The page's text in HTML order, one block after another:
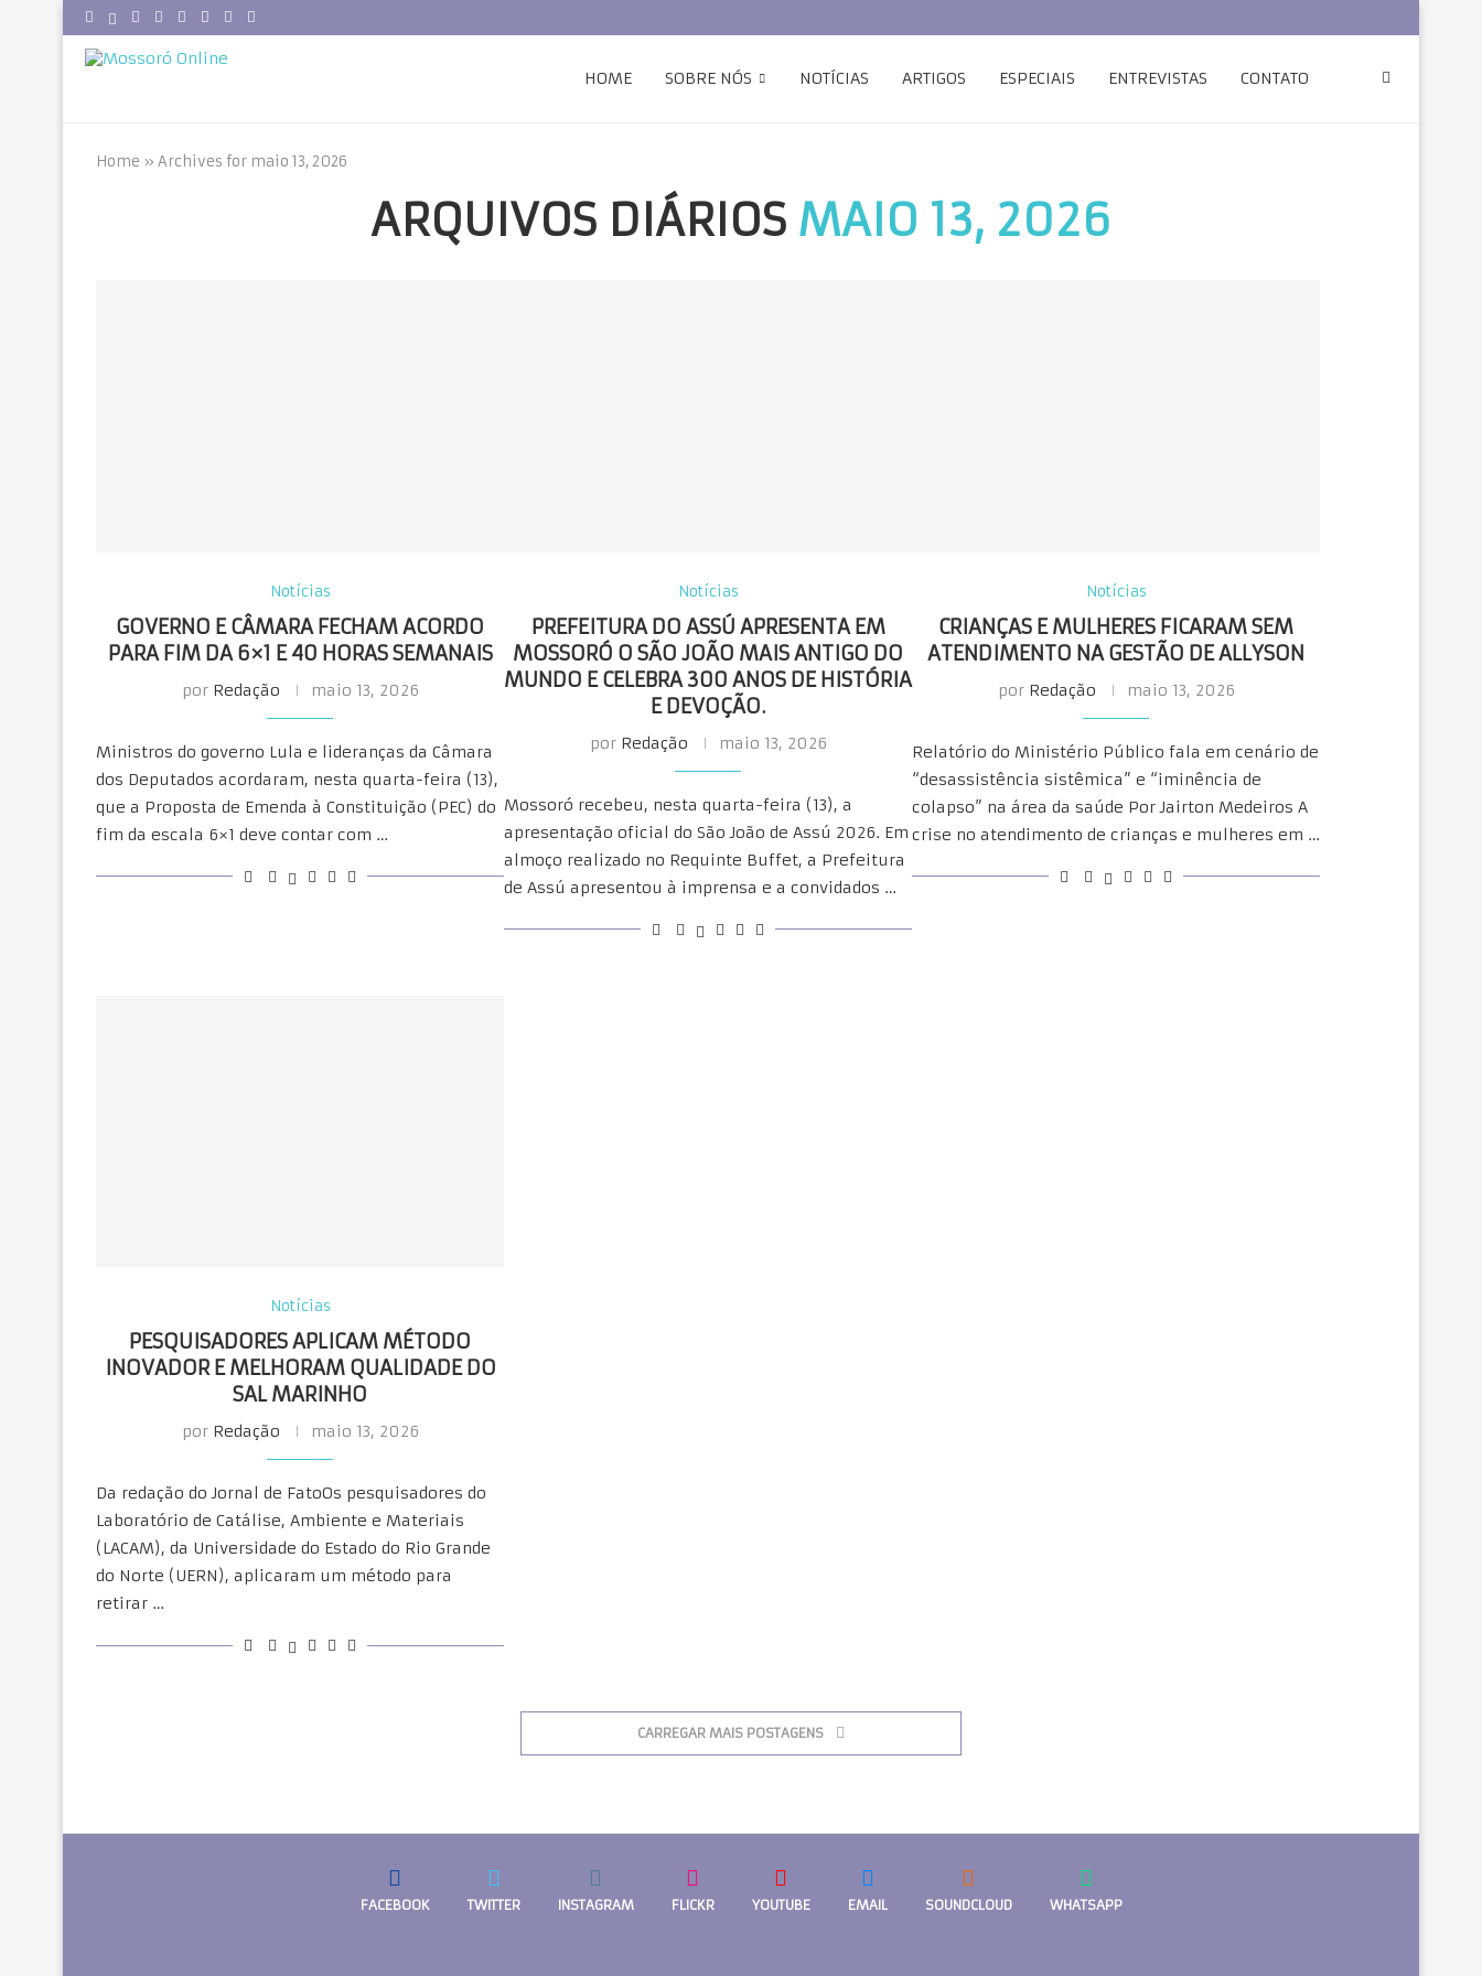
HOME SOBRE NÓS NOTÍCIAS ARTIGOS ESPECIAIS ENTREVISTAS CONTATO
Home » Archives for maio 13, 2026
ARQUIVOS DIÁRIOS MAIO 13, 2026
Notícias
GOVERNO E CÂMARA FECHAM ACORDO
PARA FIM DA 6×1 E 40 HORAS SEMANAIS
por Redação maio 13, 2026
Ministros do governo Lula e lideranças da Câmara
dos Deputados acordaram, nesta quarta-feira (13),
que a Proposta de Emenda à Constituição (PEC) do
fim da escala 6×1 deve contar com …
Notícias
PREFEITURA DO ASSÚ APRESENTA EM
MOSSORÓ O SÃO JOÃO MAIS ANTIGO DO
MUNDO E CELEBRA 300 ANOS DE HISTÓRIA
E DEVOÇÃO.
por Redação maio 13, 2026
Mossoró recebeu, nesta quarta-feira (13), a
apresentação oficial do São João de Assú 2026. Em
almoço realizado no Requinte Buffet, a Prefeitura
de Assú apresentou à imprensa e a convidados …
Notícias
CRIANÇAS E MULHERES FICARAM SEM
ATENDIMENTO NA GESTÃO DE ALLYSON
por Redação maio 13, 2026
Relatório do Ministério Público fala em cenário de
“desassistência sistêmica” e “iminência de
colapso” na área da saúde Por Jairton Medeiros A
crise no atendimento de crianças e mulheres em …
Notícias
PESQUISADORES APLICAM MÉTODO
INOVADOR E MELHORAM QUALIDADE DO
SAL MARINHO
por Redação maio 13, 2026
Da redação do Jornal de FatoOs pesquisadores do
Laboratório de Catálise, Ambiente e Materiais
(LACAM), da Universidade do Estado do Rio Grande
do Norte (UERN), aplicaram um método para
retirar …
CARREGAR MAIS POSTAGENS
FACEBOOK TWITTER INSTAGRAM FLICKR YOUTUBE EMAIL SOUNDCLOUD WHATSAPP